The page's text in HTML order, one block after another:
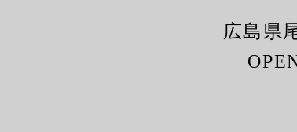
広島県